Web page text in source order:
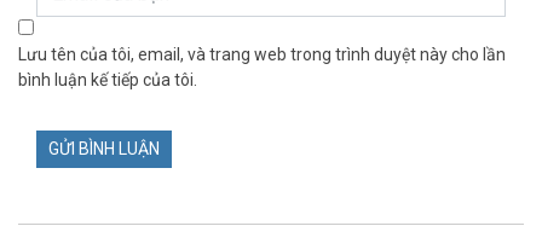
Lưu tên của tôi, email, và trang web trong trình duyệt này cho lần
bình luận kế tiếp của tôi.